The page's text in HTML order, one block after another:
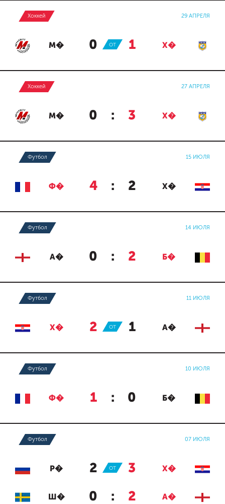
Хоккей 29 АПРЕЛЯ
М� 0 : 1 Х�
ОТ
Хоккей 27 АПРЕЛЯ
М� 0 : 3 Х�
Футбол 15 ИЮЛЯ
Ф� 4 : 2 Х�
Футбол 14 ИЮЛЯ
А� 0 : 2 Б�
Футбол 11 ИЮЛЯ
Х� 2 : 1 А�
ОТ
Футбол 10 ИЮЛЯ
Ф� 1 : 0 Б�
Футбол 07 ИЮЛЯ
Р� 2 : 3 Х�
ОТ
Ш� 0 : 2 А�